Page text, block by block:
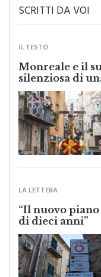
Monreale e il
silenziosa di
“Il nuovo
di dieci anni”